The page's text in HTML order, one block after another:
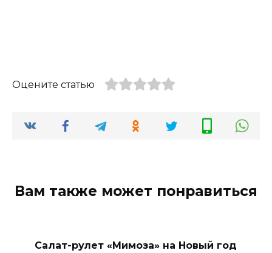
Оцените статью
Вам также может понравиться
Салат-рулет «Мимоза» на Новый год